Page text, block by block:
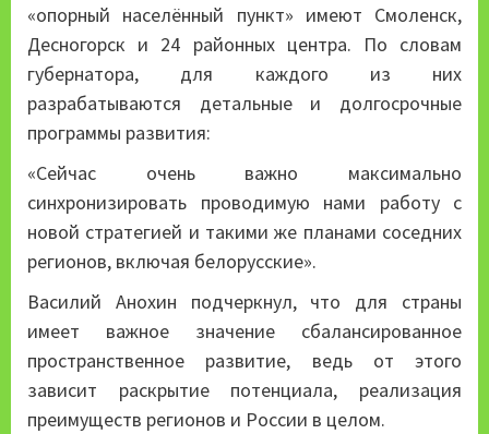
«опорный населённый пункт» имеют Смоленск,
Десногорск и 24 районных центра. По словам
губернатора, для каждого из них
разрабатываются детальные и долгосрочные
программы развития:
«Сейчас очень важно максимально
синхронизировать проводимую нами работу с
новой стратегией и такими же планами соседних
регионов, включая белорусские».
Василий Анохин подчеркнул, что для страны
имеет важное значение сбалансированное
пространственное развитие, ведь от этого
зависит раскрытие потенциала, реализация
преимуществ регионов и России в целом.